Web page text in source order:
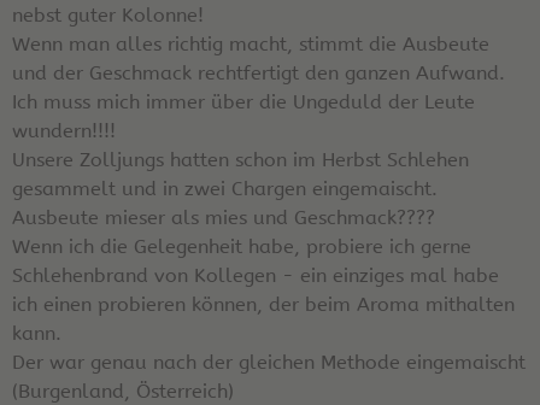
nebst guter Kolonne!
Wenn man alles richtig macht, stimmt die Ausbeute
und der Geschmack rechtfertigt den ganzen Aufwand.
Ich muss mich immer über die Ungeduld der Leute
wundern!!!!
Unsere Zolljungs hatten schon im Herbst Schlehen
gesammelt und in zwei Chargen eingemaischt.
Ausbeute mieser als mies und Geschmack????
Wenn ich die Gelegenheit habe, probiere ich gerne
Schlehenbrand von Kollegen - ein einziges mal habe
ich einen probieren können, der beim Aroma mithalten
kann.
Der war genau nach der gleichen Methode eingemaischt
(Burgenland, Österreich)